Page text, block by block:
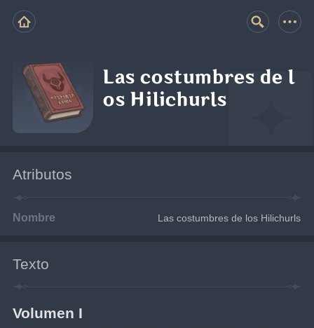
Las costumbres de l
os Hilichurls
Atributos
Nombre Las costumbres de los Hilichurls
Texto
Volumen I